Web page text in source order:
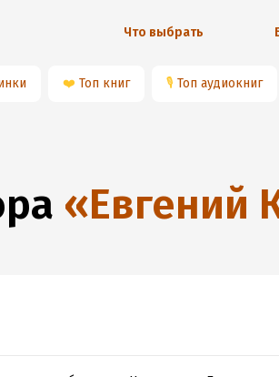
Что выбрать
❤️ Топ книг 🎙 Топ аудиокниг
«Евгений